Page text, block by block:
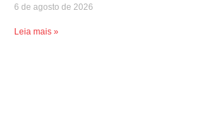
6 de agosto de 2026
Leia mais »